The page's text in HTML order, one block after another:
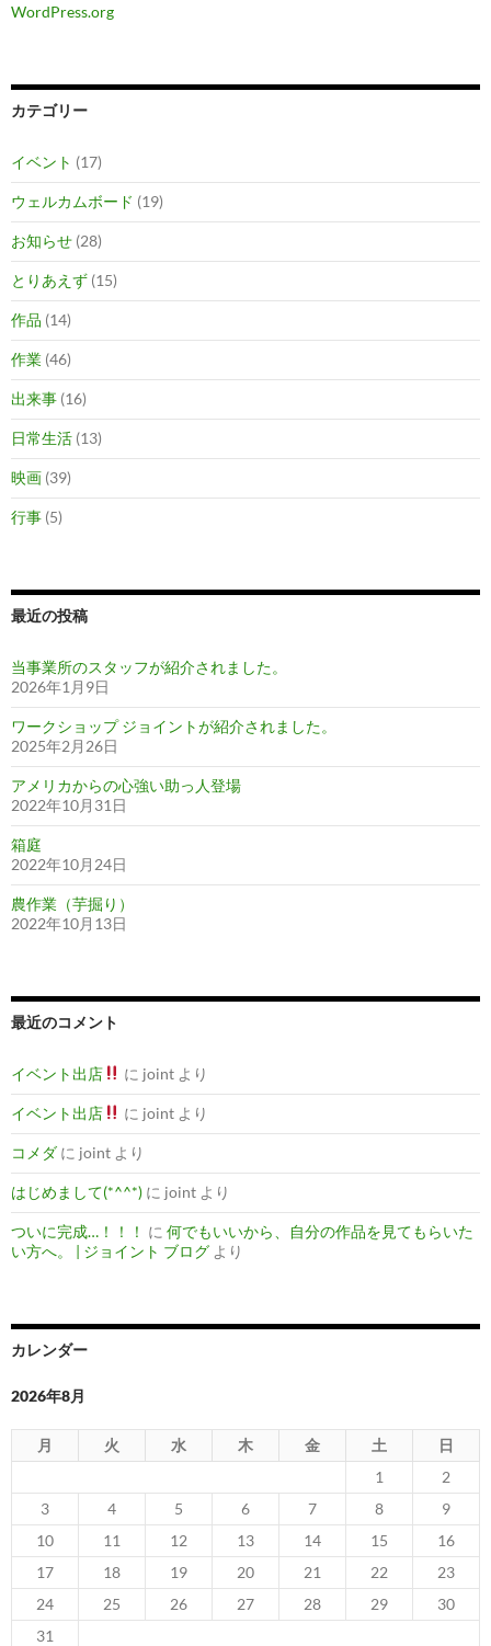
WordPress.org
カテゴリー
イベント (17)
ウェルカムボード (19)
お知らせ (28)
とりあえず (15)
作品 (14)
作業 (46)
出来事 (16)
日常生活 (13)
映画 (39)
行事 (5)
最近の投稿
当事業所のスタッフが紹介されました。
2026年1月9日
ワークショップ ジョイントが紹介されました。
2025年2月26日
アメリカからの心強い助っ人登場
2022年10月31日
箱庭
2022年10月24日
農作業（芋掘り）
2022年10月13日
最近のコメント
イベント出店 に jointより
イベント出店 に jointより
コメダ に joint より
はじめまして(*^^*) に joint より
ついに完成…！！！ に 何でもいいから、自分の作品を見てもらいた
い方へ。 | ジョイント ブログ より
カレンダー
2026年8月
月 火 水 木 金 土
日
1
2
3
4 5 6 7 8
9
10
11 12 13 14 15
16
17
18 19 20 21 22
23
24
25 26 27 28 29
30
31